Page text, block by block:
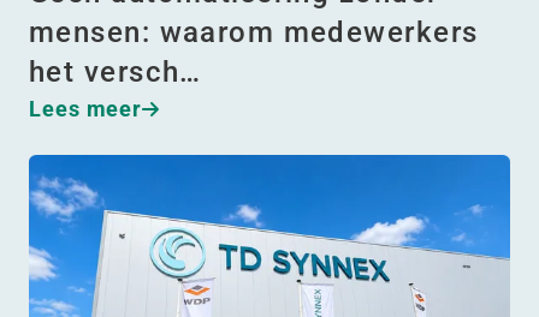
mensen: waarom medewerkers
het versch…
Lees meer